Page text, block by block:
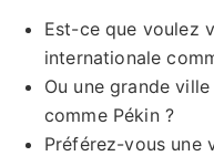
Est-ce que voulez
internationale
Ou une grande
comme Pékin ?
Préférez-vous une